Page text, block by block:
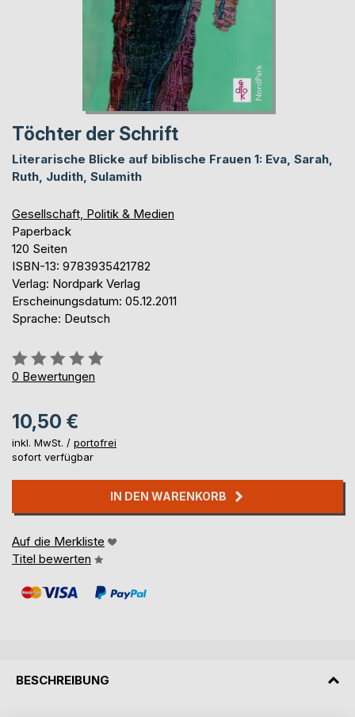
Töchter der Schrift
Literarische Blicke auf biblische Frauen 1: Eva, Sarah,
Ruth, Judith, Sulamith
Gesellschaft, Politik & Medien
Paperback
120 Seiten
ISBN-13: 9783935421782
Verlag: Nordpark Verlag
Erscheinungsdatum: 05.12.2011
Sprache: Deutsch
Bewertung::
0%
0 Bewertungen
10,50 €
inkl. MwSt. / portofrei
sofort verfügbar
IN DEN WARENKORB
Auf die Merkliste
Titel bewerten
BESCHREIBUNG